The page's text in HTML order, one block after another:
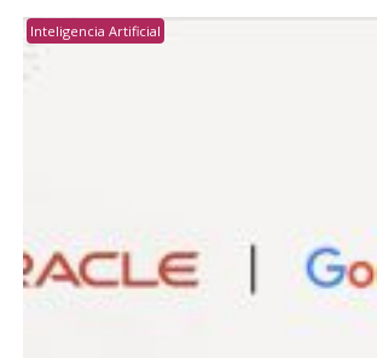
Inteligencia Artificial